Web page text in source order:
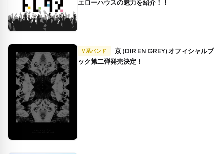
エローハウスの魅力を紹介！！
V系バンド
ック第二弾発売決定！